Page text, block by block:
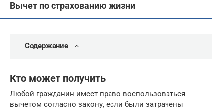
Вычет по страхованию жизни
Содержание
Кто может получить
Любой гражданин имеет право воспользоваться
вычетом согласно закону, если были затрачены